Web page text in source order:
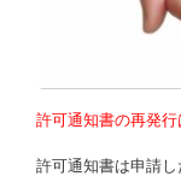
許可通知書の再発行
許可通知書は申請し